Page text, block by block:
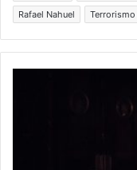
Rafael Nahuel